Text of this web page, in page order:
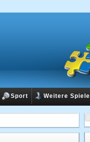
Sport Weitere Spiele